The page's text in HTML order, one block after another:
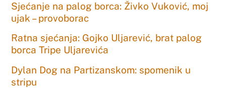
Sjećanje na palog borca: Živko Vuković, moj
ujak – provoborac
Ratna sjećanja: Gojko Uljarević, brat palog
borca Tripe Uljarevića
Dylan Dog na Partizanskom: spomenik u
stripu